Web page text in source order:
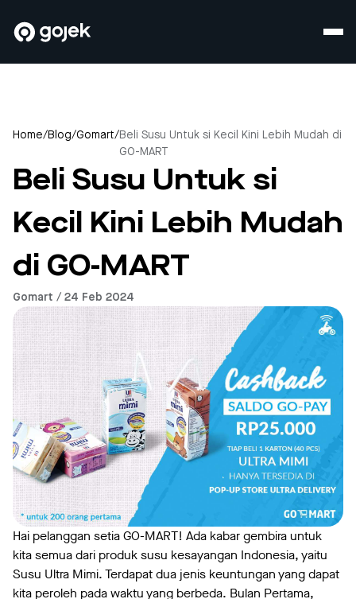
Home/Blog/Gomart/Beli Susu Untuk si Kecil Kini Lebih Mudah di
GO-MART
Beli Susu Untuk si
Kecil Kini Lebih Mudah
di GO-MART
Gomart / 24 Feb 2024
Hai pelanggan setia GO-MART! Ada kabar gembira untuk
kita semua dari produk susu kesayangan Indonesia, yaitu
Susu Ultra Mimi. Terdapat dua jenis keuntungan yang dapat
kita peroleh pada waktu yang berbeda. Bulan Pertama,